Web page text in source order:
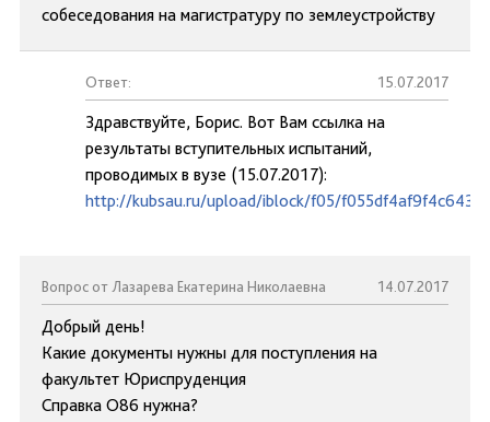
собеседования на магистратуру по землеустройству
Ответ: 15.07.2017
Здравствуйте, Борис. Вот Вам ссылка на
результаты вступительных испытаний,
проводимых в вузе (15.07.2017):
http://kubsau.ru/upload/iblock/f05/
Вопрос от Лазарева Екатерина Николаевна 14.07.2017
Добрый день!
Какие документы нужны для поступления на
факультет Юриспруденция
Справка О86 нужна?